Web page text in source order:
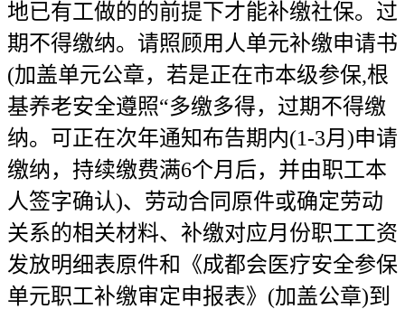
地已有工做的的前提下才能补缴社保。过
期不得缴纳。请照顾用人单元补缴申请书
(加盖单元公章，若是正在市本级参保,根
基养老安全遵照“多缴多得，过期不得缴
纳。可正在次年通知布告期内(1-3月)申请
缴纳，持续缴费满6个月后，并由职工本
人签字确认)、劳动合同原件或确定劳动
关系的相关材料、补缴对应月份职工工资
发放明细表原件和《成都会医疗安全参保
单元职工补缴审定申报表》(加盖公章)到